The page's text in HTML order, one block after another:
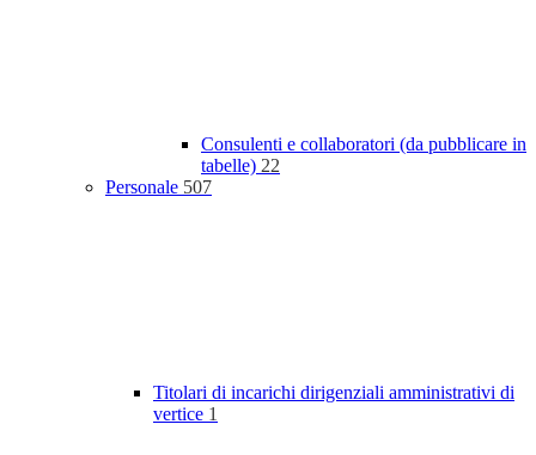
Consulenti e collaboratori (da pubblicare in
tabelle) 22
Personale 507
Titolari di incarichi dirigenziali amministrativi di
vertice 1